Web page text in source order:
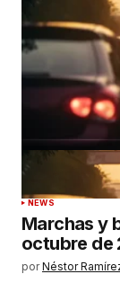
NEWS
Marchas y
octubre de
por Néstor